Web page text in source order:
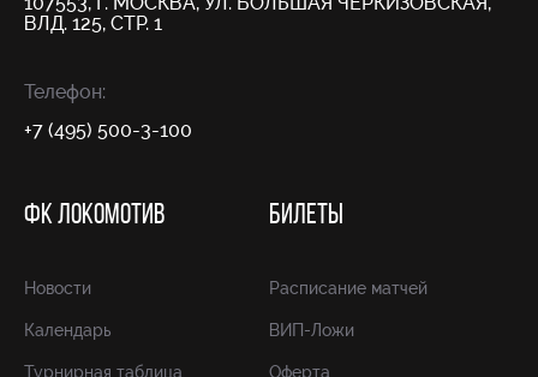
ВЛД. 125, СТР. 1
Телефон:
+7 (495) 500-3-100
ФК ЛОКОМОТИВ
Новости
Календарь
Турнирная таблица
БИЛЕТЫ
Расписание матчей
ВИП-Ложи
Оферта